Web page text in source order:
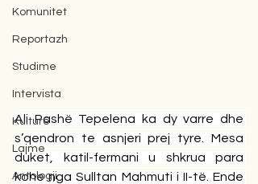
Komunitet
Reportazh
Studime
Intervista
Kulturë
Lajme
Antologji
Ali Pashë Tepelena ka dy varre dhe
s’qendron te asnjeri prej tyre. Mesa
duket, katil-fermani u shkrua para
kohe nga Sulltan Mahmuti i II-të. Ende